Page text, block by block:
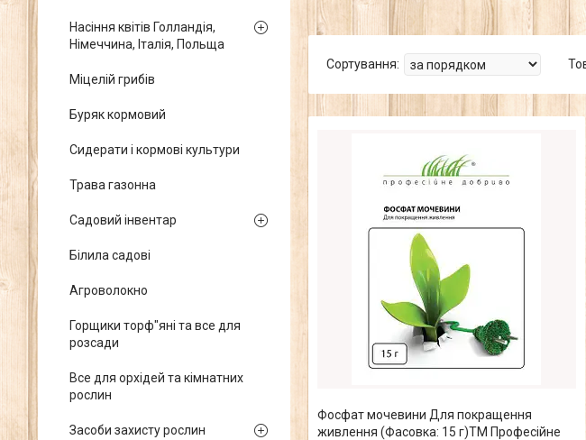
Фосфат мочевини Для покращення
живлення (Фасовка: 15 г)ТМ Професійне
Насіння квітів Голландія,
Німеччина, Італія, Польща
Міцелій грибів
Буряк кормовий
Сидерати і кормові культури
Трава газонна
Садовий інвентар
Білила садові
Агроволокно
Горщики торф"яні та все для
розсади
Все для орхідей та кімнатних
рослин
Засоби захисту рослин